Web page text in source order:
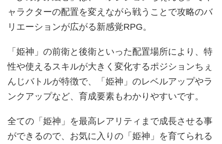
ャラクターの配置を変えながら戦うことで攻略のバ
リエーションが広がる新感覚RPG。
「姫神」の前衛と後衛といった配置場所により、特
性や使えるスキルが大きく変化するポジションちぇ
んじバトルが特徴で、「姫神」のレベルアップやラ
ンクアップなど、育成要素もわかりやすいです。
全ての「姫神」を最高レアリティまで成長させる事
ができるので、お気に入りの「姫神」を育てられる